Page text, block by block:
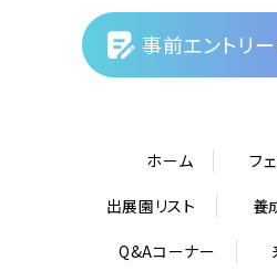
事前エントリ
ホーム フ
出展園リスト 養
Q&Aコーナー